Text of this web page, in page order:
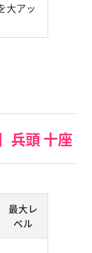
大アッ
兵頭 十座
最大レ
ベル